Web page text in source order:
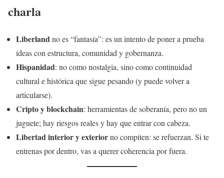
charla
Liberlandno es “fantasía”: es un intento de poner a prueba
ideas con estructura, comunidad y gobernanza.
Hispanidad: no como nostalgia, sino como continuidad
cultural e histórica que sigue pesando (y puede volver a
articularse).
Cripto y blockchain: herramientas de soberanía, pero no un
juguete; hay riesgos reales y hay que entrar con cabeza.
Libertad interior y exteriorno compiten: se refuerzan. Si te
entrenas por dentro, vas a querer coherencia por fuera.